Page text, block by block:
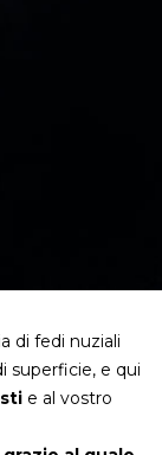
di fedi nuziali
superficie, e qui
e al vostro